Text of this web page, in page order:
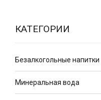
КАТЕГОРИИ
Безалкогольные напитки
Минеральная вода